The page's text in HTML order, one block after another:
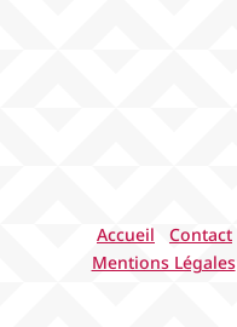
Accueil Contact
Mentions Légales